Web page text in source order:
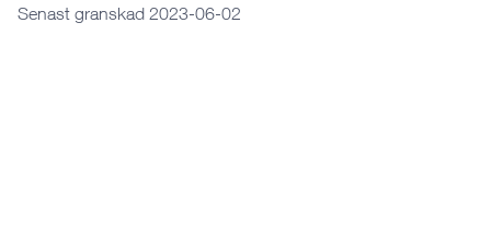
Senast granskad 2023-06-02